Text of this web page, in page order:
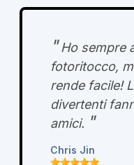
" Ho sempre
fotoritocco,
rende facile!
divertenti
amici. "
Chris Jin